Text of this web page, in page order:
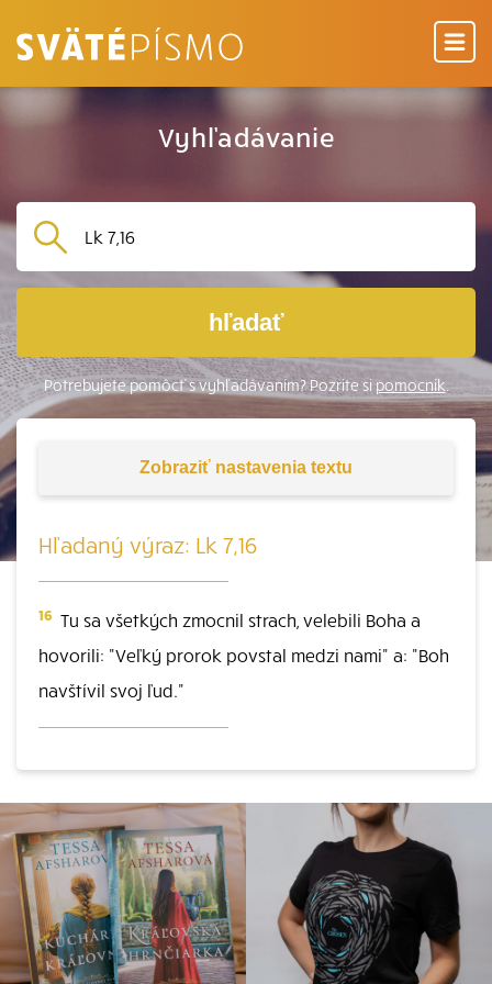
Vyhľadávanie
hľadať
Potrebujete pomôcť s vyhľadávaním? Pozrite sipomocník.
Zobraziť nastavenia textu
Hľadaný výraz: Lk 7,16
16 Tu sa všetkých zmocnil strach, velebili Boha a
hovorili: "Veľký prorok povstal medzi nami" a: "Boh
navštívil svoj ľud."